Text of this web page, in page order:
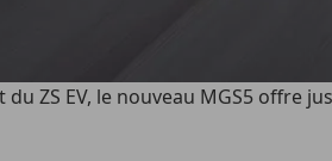
ZS EV, le nouveau MGS5 offre